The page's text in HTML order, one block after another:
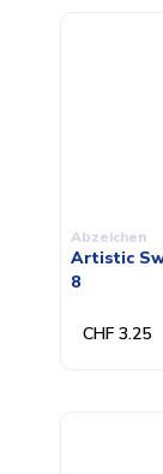
Abzeichen
Artistic
8
CHF 3.25